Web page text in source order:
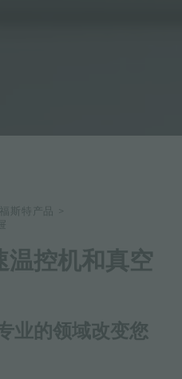
斯特产品
>
温控机和真空
业的领域改变您